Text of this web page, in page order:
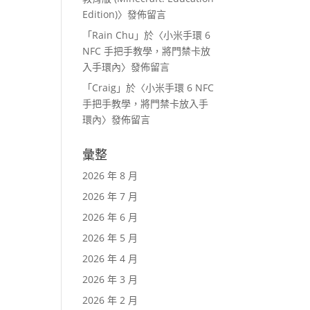
Edition)〉發佈留言
「Rain Chu 」於〈小米手環 6
NFC 手把手教學，將門禁卡放
入手環內〉發佈留言
「Craig 」於〈小米手環 6 NFC
手把手教學，將門禁卡放入手
環內〉發佈留言
彙整
2026 年 8 月
2026 年 7 月
2026 年 6 月
2026 年 5 月
2026 年 4 月
2026 年 3 月
2026 年 2 月